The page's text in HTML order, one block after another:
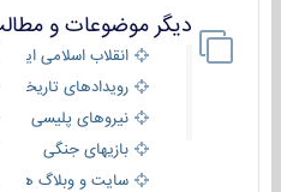
دیگر موضوعات و مطالب
انقلاب اسلامی ایران
رویدادهای تاریخی و
نیروهای پلیسی
بازیهای جنگی
سایت و وبلاگ ها